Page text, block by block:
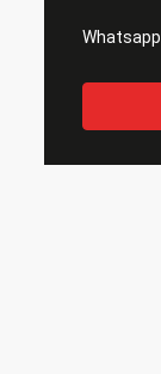
Whatsapp